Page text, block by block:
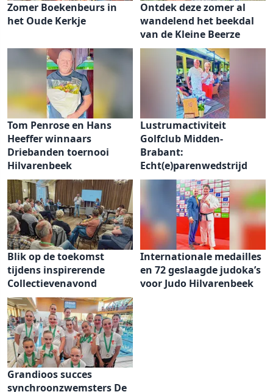
Zomer Boekenbeurs in
het Oude Kerkje
Ontdek deze zomer al
wandelend het beekdal
van de Kleine Beerze
Tom Penrose en Hans
Heeffer winnaars
Driebanden toernooi
Hilvarenbeek
Lustrumactiviteit
Golfclub Midden-
Brabant:
Echt(e)parenwedstrijd
Blik op de toekomst
tijdens inspirerende
Collectievenavond
Internationale medailles
en 72 geslaagde judoka’s
voor Judo Hilvarenbeek
Grandioos succes
synchroonzwemsters De